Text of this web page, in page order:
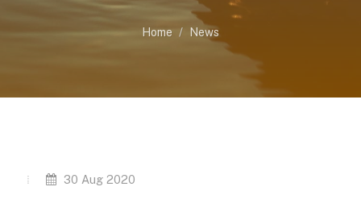
Home News
30 Aug 2020